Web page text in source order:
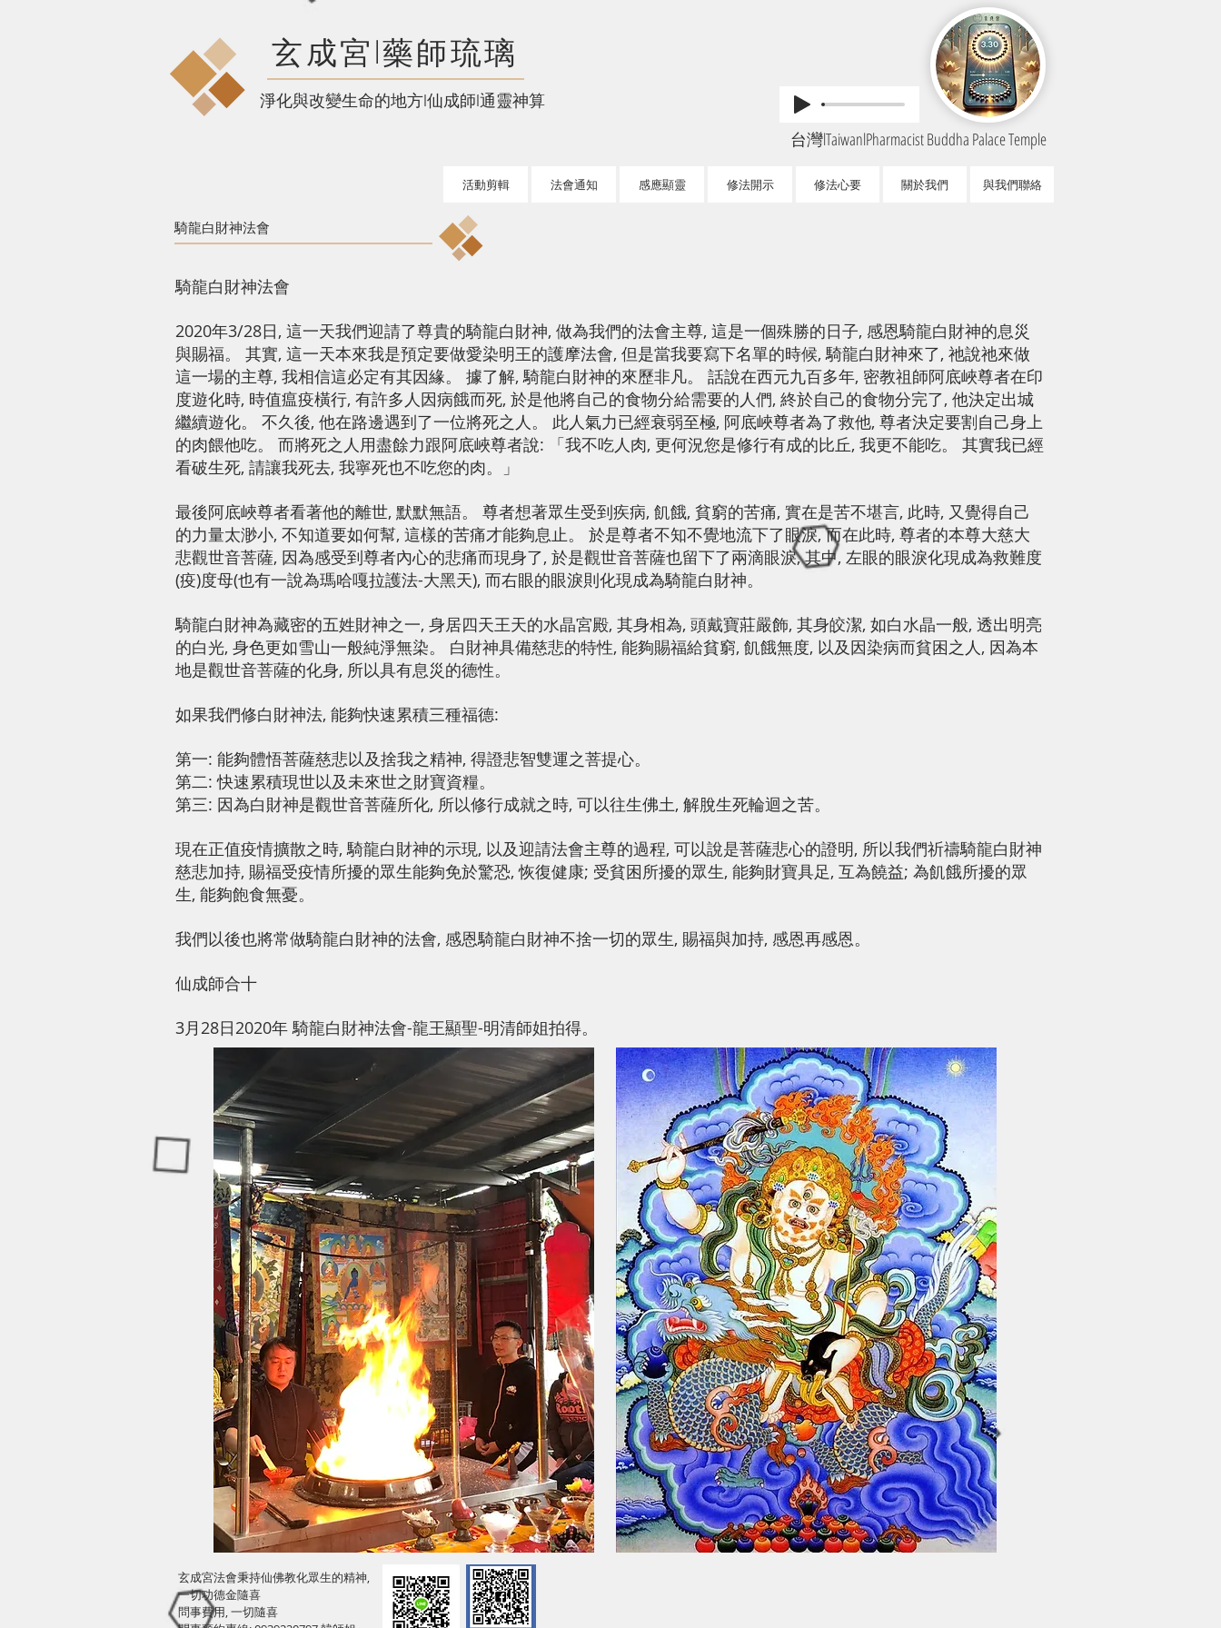
玄成宮l藥師琉璃
​淨化與改變生命的地方l仙成師l通靈神算
台灣lTaiwanlPharmacist Buddha Palace Temple
活動剪輯 法會通知 感應顯靈 修法開示 修法心要 關於我們 與我們聯絡
騎龍白財神法會
騎龍白財神法會
2020年3/28日, 這一天我們迎請了尊貴的騎龍白財神, 做為我們的法會主尊, 這是一個殊勝的日子, 感恩騎龍白財神的息災
與賜福。 其實, 這一天本來我是預定要做愛染明王的護摩法會, 但是當我要寫下名單的時候, 騎龍白財神來了, 祂說祂來做
這一場的主尊, 我相信這必定有其因緣。 據了解, 騎龍白財神的來歷非凡。 話說在西元九百多年, 密教祖師阿底峽尊者在印
度遊化時, 時值瘟疫橫行, 有許多人因病餓而死, 於是他將自己的食物分給需要的人們, 終於自己的食物分完了, 他決定出城
繼續遊化。 不久後, 他在路邊遇到了一位將死之人。 此人氣力已經衰弱至極, 阿底峽尊者為了救他, 尊者決定要割自己身上
的肉餵他吃。 而將死之人用盡餘力跟阿底峽尊者說: 「我不吃人肉, 更何況您是修行有成的比丘, 我更不能吃。 其實我已經
看破生死, 請讓我死去, 我寧死也不吃您的肉。」
最後阿底峽尊者看著他的離世, 默默無語。 尊者想著眾生受到疾病, 飢餓, 貧窮的苦痛, 實在是苦不堪言, 此時, 又覺得自己
的力量太渺小, 不知道要如何幫, 這樣的苦痛才能夠息止。 於是尊者不知不覺地流下了眼淚, 而在此時, 尊者的本尊大慈大
悲觀世音菩薩, 因為感受到尊者內心的悲痛而現身了, 於是觀世音菩薩也留下了兩滴眼淚, 其中, 左眼的眼淚化現成為救難度
(疫)度母(也有一說為瑪哈嘎拉護法-大黑天), 而右眼的眼淚則化現成為騎龍白財神。
騎龍白財神為藏密的五姓財神之一, 身居四天王天的水晶宮殿, 其身相為, 頭戴寶莊嚴飾, 其身皎潔, 如白水晶一般, 透出明亮
的白光, 身色更如雪山一般純淨無染。 白財神具備慈悲的特性, 能夠賜福給貧窮, 飢餓無度, 以及因染病而貧困之人, 因為本
地是觀世音菩薩的化身, 所以具有息災的德性。
如果我們修白財神法, 能夠快速累積三種福德:
第一: 能夠體悟菩薩慈悲以及捨我之精神, 得證悲智雙運之菩提心。
第二: 快速累積現世以及未來世之財寶資糧。
第三: 因為白財神是觀世音菩薩所化, 所以修行成就之時, 可以往生佛土, 解脫生死輪迴之苦。
現在正值疫情擴散之時, 騎龍白財神的示現, 以及迎請法會主尊的過程, 可以說是菩薩悲心的證明, 所以我們祈禱騎龍白財神
慈悲加持, 賜福受疫情所擾的眾生能夠免於驚恐, 恢復健康; 受貧困所擾的眾生, 能夠財寶具足, 互為饒益; 為飢餓所擾的眾
生, 能夠飽食無憂。
我們以後也將常做騎龍白財神的法會, 感恩騎龍白財神不捨一切的眾生, 賜福與加持, 感恩再感恩。
仙成師合十
3月28日2020年 騎龍白財神法會-龍王顯聖-明清師姐拍得。
玄成宮法會秉持仙佛教化眾生的精神,
一切功德金隨喜
問事費用, 一切隨喜